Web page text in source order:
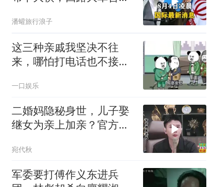
潘蠸旅行浪子
这三种亲戚我坚决不往
来，哪怕打电话也不接，
一口娱乐
二婚妈隐秘身世，儿子娶
继女为亲上加亲？官方怒
宛代秋
军委要打傅作义东进兵